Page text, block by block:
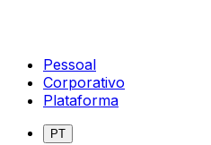
Pessoal
Corporativo
Plataforma
PT